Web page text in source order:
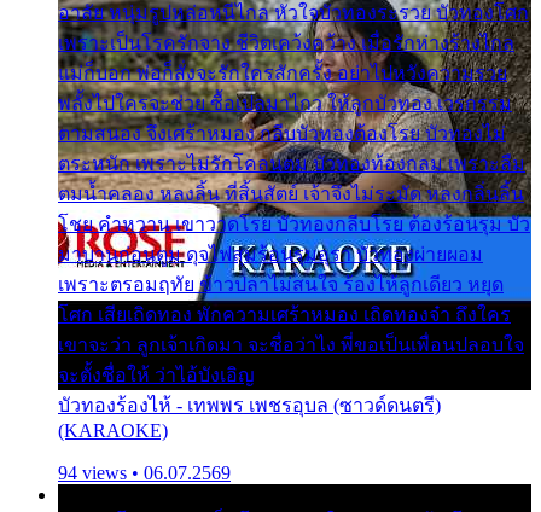
อาลัย หนุ่มรูปหล่อหนีไกล หัวใจบัวทองระรวย บัวทองโศก
เพราะเป็นโรครักจาง ชีวิตเคว้งคว้าง เมื่อรักห่างร้างไกล
แม่ก็บอก พ่อก็สั่งจะรักใครสักครั้ง อย่าไปหวังความรวย
พลั้งไปใครจะช่วย ซื้อเปลมาไกว ให้ลูกบัวทอง เวรกรรม
ตามสนอง จึงเศร้าหมอง กลีบบัวทองต้องโรย บัวทองไม่
ตระหนัก เพราะไม่รักโคลนตม บัวทองท้องกลม เพราะลืม
ตมน้ำคลอง หลงลิ้น ที่สิ้นสัตย์ เจ้าจึงไม่ระมัด หลงกลิ่นลิ้น
โชย คำหวาน เขาวาดโรย บัวทองกลีบโรย ต้องร้อนรุม บัว
มาบานก่อนตูม ดุจไฟสุมร้อนรุมอุรา บัวทองผ่ายผอม
เพราะตรอมฤทัย ข้าวปลาไม่สนใจ ร้องไห้ลูกเดียว หยุด
โศก เสียเถิดทอง พักความเศร้าหมอง เถิดทองจ๋า ถึงใคร
เขาจะว่า ลูกเจ้าเกิดมา จะชื่อว่าไง พี่ขอเป็นเพื่อนปลอบใจ
จะตั้งชื่อให้ ว่าไอ้บังเอิญ
บัวทองร้องไห้ - เทพพร เพชรอุบล (ซาวด์ดนตรี)
(KARAOKE)
94 views • 06.07.2569